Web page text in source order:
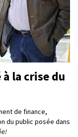
la crise du
de finance,
du public posée dans